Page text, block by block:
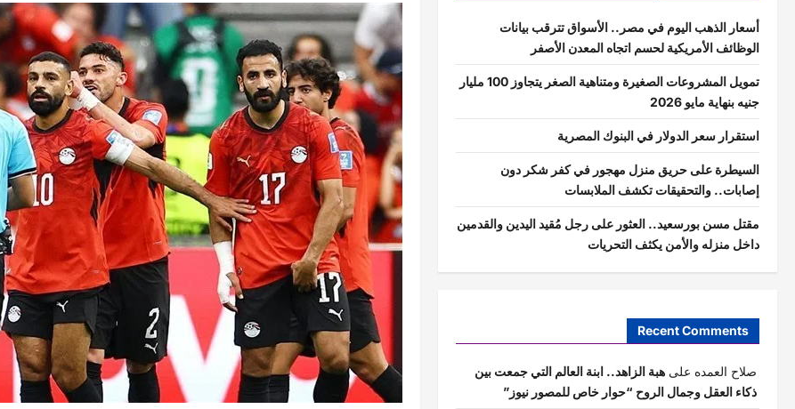
أسعار الذهب اليوم في مصر.. الأسواق تترقب بيانات
الوظائف الأمريكية لحسم اتجاه المعدن الأصفر
تمويل المشروعات الصغيرة ومتناهية الصغر يتجاوز 100 مليار
جنيه بنهاية مايو 2026
استقرار سعر الدولار في البنوك المصرية
السيطرة على حريق منزل مهجور في كفر شكر دون
إصابات.. والتحقيقات تكشف الملابسات
مقتل مسن بورسعيد.. العثور على رجل مُقيد اليدين والقدمين
داخل منزله والأمن يكثف التحريات
Recent Comments
صلاح العمده علىهبة الزاهد.. ابنة العالم التي جمعت بين
ذكاء العقل وجمال الروح “حوار خاص للمصور نيوز”